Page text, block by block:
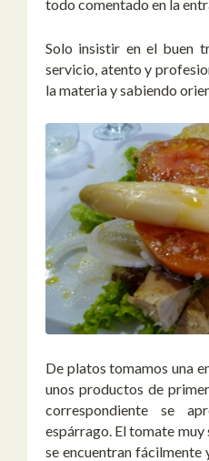
todo comentado en la
Solo insistir en el buen
servicio, atento y
la materia y sabiendo
De platos tomamos una
unos productos de
correspondiente se
espárrago. El tomate muy
se encuentran fácilmente